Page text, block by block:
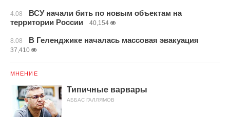
4.08
ВСУ начали бить по новым объектам на
территории России
40,154
8.08 В Геленджике началась массовая эвакуация
37,410
МНЕНИЕ
Типичные варвары
АББАС ГАЛЛЯМОВ